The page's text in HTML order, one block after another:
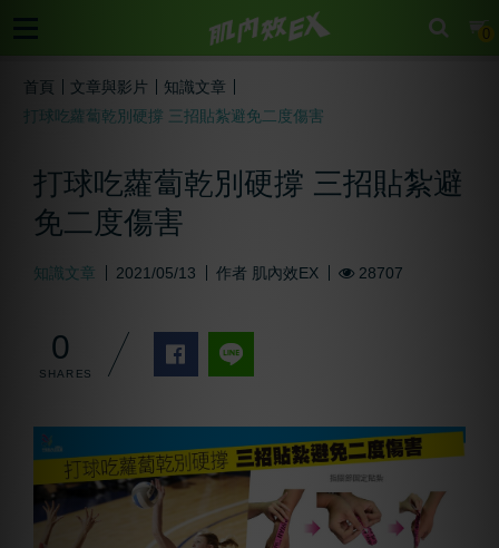
0
首頁 文章與影片
知識文章
打球吃蘿蔔乾別硬撐 三招貼紮避免二度傷害
打球吃蘿蔔乾別硬撐 三招貼紮避
免二度傷害
知識文章 2021/05/13 作者 肌內效EX 28707
0